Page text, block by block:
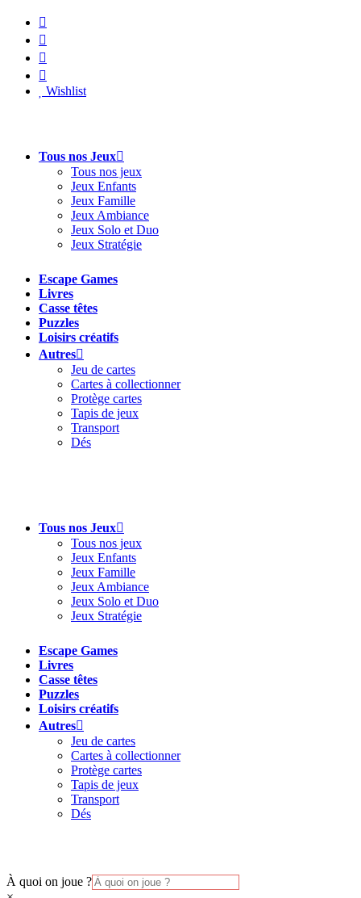
Aller
contenu
Wishlist
Tous nos Jeux
Tous nos jeux
Jeux Enfants
Jeux Famille
Jeux Ambiance
Jeux Solo et Duo
Jeux Stratégie
Escape Games
Livres
Casse têtes
Puzzles
Loisirs créatifs
Autres
Jeu de cartes
Cartes à collectionner
Protège cartes
Tapis de jeux
Transport
Dés
Tous nos Jeux
Tous nos jeux
Jeux Enfants
Jeux Famille
Jeux Ambiance
Jeux Solo et Duo
Jeux Stratégie
Escape Games
Livres
Casse têtes
Puzzles
Loisirs créatifs
Autres
Jeu de cartes
Cartes à collectionner
Protège cartes
Tapis de jeux
Transport
Dés
À quoi on joue ?